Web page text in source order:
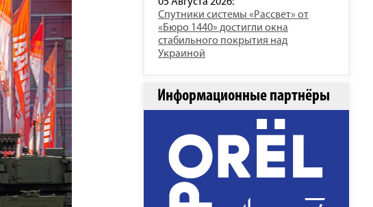
Спутники системы «Рассвет» от
«Бюро 1440» достигли окна
стабильного покрытия над
Украиной
Информационные партнёры